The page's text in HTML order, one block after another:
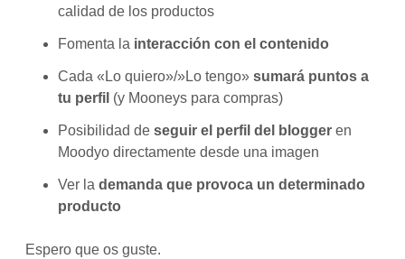
calidad de los productos
Fomenta la interacción con el contenido
Cada «Lo quiero»/»Lo tengo»sumará puntos a
tu perfil (y Mooneys para compras)
Posibilidad deseguir el perfil del blogger en
Moodyo directamente desde una imagen
Ver lademanda que provoca un determinado
producto
Espero que os guste.